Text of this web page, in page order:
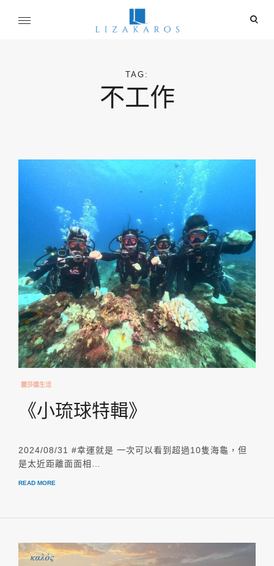
open
TAG:
不工作
麗莎嬉生活
《小琉球特輯》
2024/08/31 #幸運就是 一次可以看到超過10隻海龜，但
是太近距離面面相…
READ MORE